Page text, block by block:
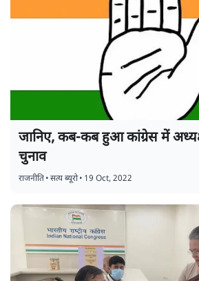
जानिए, कब-कब हुआ कांग्रेस में
चुनाव
राजनीति•सत्य ब्यूरो• 19 Oct, 2022